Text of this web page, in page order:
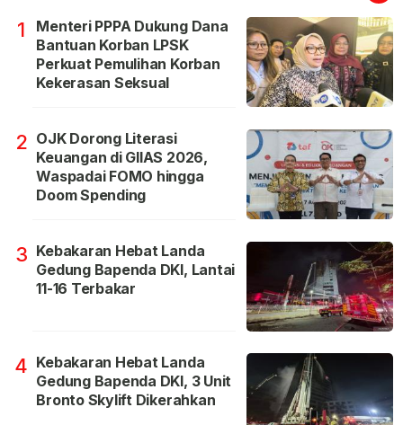
1
Menteri PPPA Dukung Dana
Bantuan Korban LPSK
Perkuat Pemulihan Korban
Kekerasan Seksual
2 OJK Dorong Literasi
Keuangan di GIIAS 2026,
Waspadai FOMO hingga
Doom Spending
3 Kebakaran Hebat Landa
Gedung Bapenda DKI, Lantai
11-16 Terbakar
4 Kebakaran Hebat Landa
Gedung Bapenda DKI, 3 Unit
Bronto Skylift Dikerahkan